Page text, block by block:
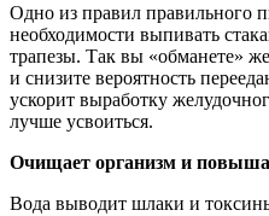
Одно из правил правильного
необходимости выпивать
трапезы. Так вы «обманете»
и снизите вероятность
ускорит выработку
лучше усвоиться.
Очищает организм и
Вода выводит шлаки и